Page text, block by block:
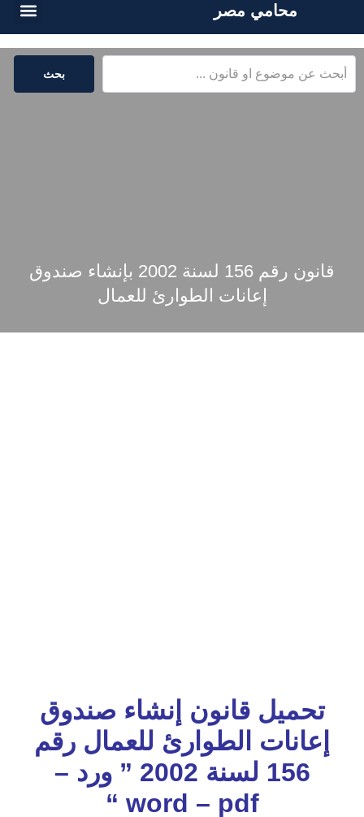
محامي مصر
بحث
قانون رقم 156 لسنة 2002 بإنشاء صندوق
إعانات الطوارئ للعمال
تحميل قانون إنشاء صندوق
إعانات الطوارئ للعمال رقم
156 لسنة 2002 ” ورد –
word – pdf “